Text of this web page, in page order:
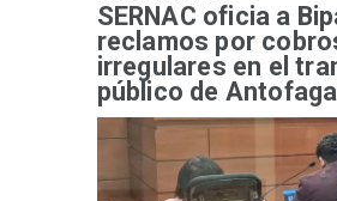
SERNAC oficia a
reclamos por
irregulares en el
público de